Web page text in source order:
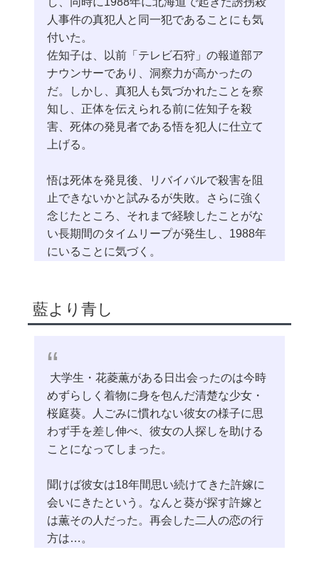
人事件の真犯人と同一犯であることにも気
付いた。
佐知子は、以前「テレビ石狩」の報道部ア
ナウンサーであり、洞察力が高かったの
だ。しかし、真犯人も気づかれたことを察
知し、正体を伝えられる前に佐知子を殺
害、死体の発見者である悟を犯人に仕立て
上げる。
悟は死体を発見後、リバイバルで殺害を阻
止できないかと試みるが失敗。さらに強く
念じたところ、それまで経験したことがな
い長期間のタイムリープが発生し、1988年
にいることに気づく。
藍より青し
大学生・花菱薫がある日出会ったのは今時
めずらしく着物に身を包んだ清楚な少女・
桜庭葵。人ごみに慣れない彼女の様子に思
わず手を差し伸べ、彼女の人探しを助ける
ことになってしまった。
聞けば彼女は18年間思い続けてきた許嫁に
会いにきたという。なんと葵が探す許嫁と
は薫その人だった。再会した二人の恋の行
方は…。